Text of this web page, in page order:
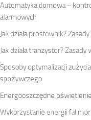
Automatyka domowa −
alarmowych
Jak działa prostownik?
Jak działa tranzystor? Zasady
Sposoby optymalizacji
spożywczego
Energooszczędne
Wykorzystanie energii fal